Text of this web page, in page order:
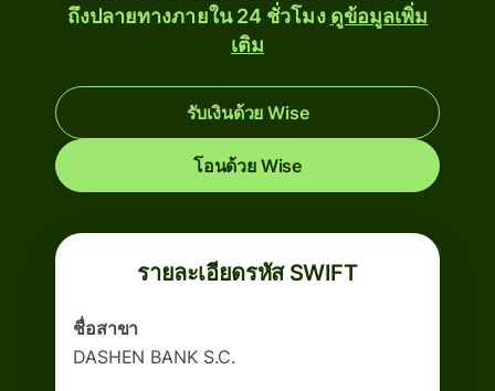
ถึงปลายทางภายใน 24 ชั่วโมง ดูข้อมูลเพิ่ม
เติม
รับเงินด้วย Wise
โอนด้วย Wise
รายละเอียดรหัส SWIFT
ชื่อสาขา
DASHEN BANK S.C.